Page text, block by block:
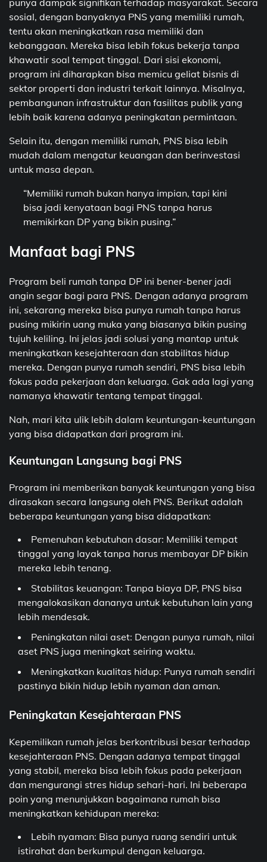
punya dampak signifikan terhadap masyarakat. Secara
sosial, dengan banyaknya PNS yang memiliki rumah,
tentu akan meningkatkan rasa memiliki dan
kebanggaan. Mereka bisa lebih fokus bekerja tanpa
khawatir soal tempat tinggal. Dari sisi ekonomi,
program ini diharapkan bisa memicu geliat bisnis di
sektor properti dan industri terkait lainnya. Misalnya,
pembangunan infrastruktur dan fasilitas publik yang
lebih baik karena adanya peningkatan permintaan.
Selain itu, dengan memiliki rumah, PNS bisa lebih
mudah dalam mengatur keuangan dan berinvestasi
untuk masa depan.
“Memiliki rumah bukan hanya impian, tapi kini
bisa jadi kenyataan bagi PNS tanpa harus
memikirkan DP yang bikin pusing.”
Manfaat bagi PNS
Program beli rumah tanpa DP ini bener-bener jadi
angin segar bagi para PNS. Dengan adanya program
ini, sekarang mereka bisa punya rumah tanpa harus
pusing mikirin uang muka yang biasanya bikin pusing
tujuh keliling. Ini jelas jadi solusi yang mantap untuk
meningkatkan kesejahteraan dan stabilitas hidup
mereka. Dengan punya rumah sendiri, PNS bisa lebih
fokus pada pekerjaan dan keluarga. Gak ada lagi yang
namanya khawatir tentang tempat tinggal.
Nah, mari kita ulik lebih dalam keuntungan-keuntungan
yang bisa didapatkan dari program ini.
Keuntungan Langsung bagi PNS
Program ini memberikan banyak keuntungan yang bisa
dirasakan secara langsung oleh PNS. Berikut adalah
beberapa keuntungan yang bisa didapatkan:
Pemenuhan kebutuhan dasar: Memiliki tempat
tinggal yang layak tanpa harus membayar DP bikin
mereka lebih tenang.
Stabilitas keuangan: Tanpa biaya DP, PNS bisa
mengalokasikan dananya untuk kebutuhan lain yang
lebih mendesak.
Peningkatan nilai aset: Dengan punya rumah, nilai
aset PNS juga meningkat seiring waktu.
Meningkatkan kualitas hidup: Punya rumah sendiri
pastinya bikin hidup lebih nyaman dan aman.
Peningkatan Kesejahteraan PNS
Kepemilikan rumah jelas berkontribusi besar terhadap
kesejahteraan PNS. Dengan adanya tempat tinggal
yang stabil, mereka bisa lebih fokus pada pekerjaan
dan mengurangi stres hidup sehari-hari. Ini beberapa
poin yang menunjukkan bagaimana rumah bisa
meningkatkan kehidupan mereka:
Lebih nyaman: Bisa punya ruang sendiri untuk
istirahat dan berkumpul dengan keluarga.